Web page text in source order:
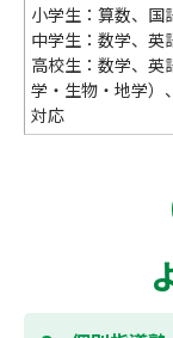
小学生：算数、国
中学生：数学、英
高校生：数学、英
学・生物・地学
対応